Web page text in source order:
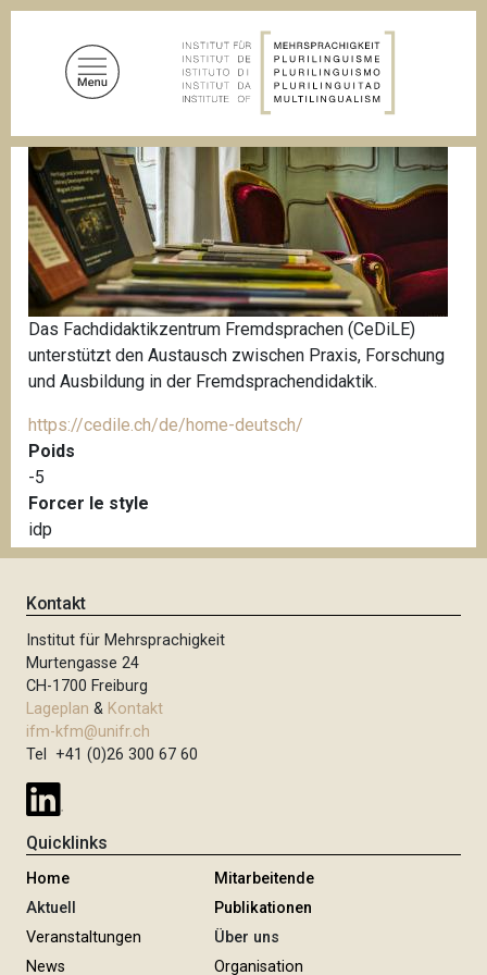
D
P
f
a
d
n
a
v
i
g
a
t
i
o
Das Fachdidaktikzentrum Fremdsprachen (CeDiLE)
unterstützt den Austausch zwischen Praxis, Forschung
und Ausbildung in der Fremdsprachendidaktik.
https://cedile.ch/de/home-deutsch/
Poids
-5
Forcer le style
idp
Kontakt
Institut für Mehrsprachigkeit
Murtengasse 24
CH-1700 Freiburg
Lageplan & Kontakt
ifm-kfm@unifr.ch
Tel +41 (0)26 300 67 60
Quicklinks
Home
Aktuell
Veranstaltungen
News
Mitarbeitende
Publikationen
Über uns
Organisation